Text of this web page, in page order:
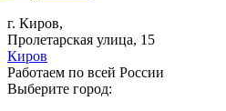
г. Киров,
Пролетарская улица, 15
Киров
Работаем по всей России
Выберите город: